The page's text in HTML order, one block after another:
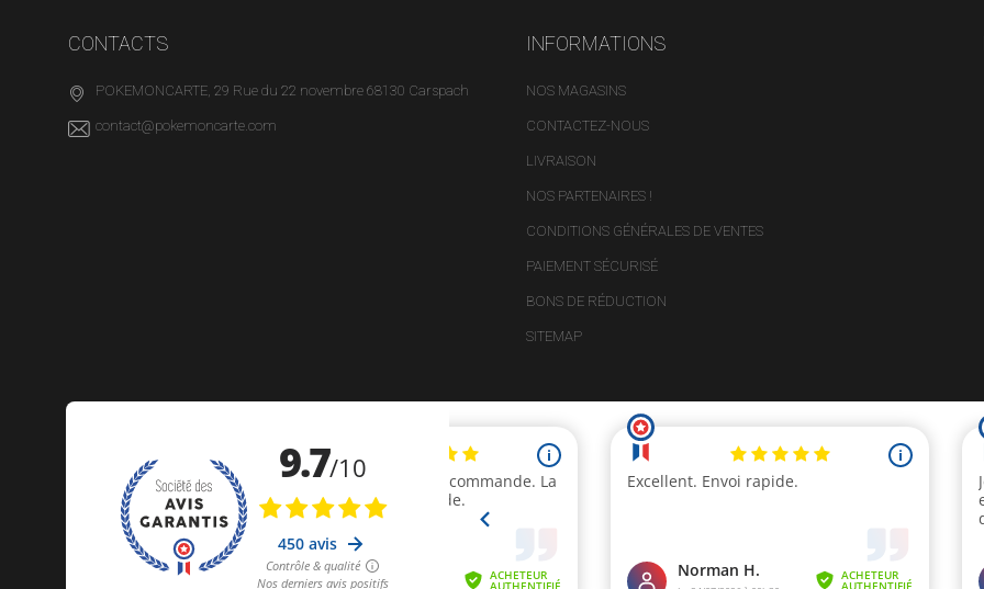
CONTACTS
POKEMONCARTE, 29 Rue du 22 novembre 68130 Carspach
contact@pokemoncarte.com
INFORMATIONS
NOS MAGASINS
CONTACTEZ-NOUS
LIVRAISON
NOS PARTENAIRES !
CONDITIONS GÉNÉRALES DE VENTES
PAIEMENT SÉCURISÉ
BONS DE RÉDUCTION
SITEMAP